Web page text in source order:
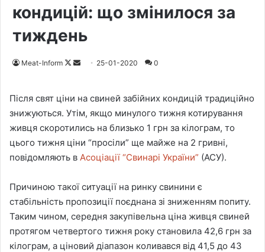
кондицій: що змінилося за
тиждень
Meat-Inform
F
o
w
o
n
a
n
e
m
i
l
25-01-2020 0
Після свят ціни на свиней забійних кондицій традиційно
знижуються. Утім, якщо минулого тижня котирування
живця скоротились на близько 1 грн за кілограм, то
цього тижня ціни “просіли” ще майже на 2 гривні,
повідомляють в Асоціації “Свинарі України” (АСУ).
Причиною такої ситуації на ринку свинини є
стабільність пропозиції поєднана зі зниженням попиту.
Таким чином, середня закупівельна ціна живця свиней
протягом четвертого тижня року становила 42,6 грн за
кілограм, а ціновий діапазон коливався від 41,5 до 43